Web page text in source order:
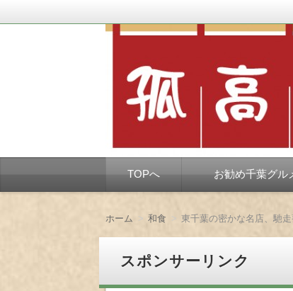
孤高の千葉グルメ
千葉市を中心とした、孤独なようで
TOPへ お勧め千葉グル
ホーム 和食 東千葉の密かな名店、馳
スポンサーリンク